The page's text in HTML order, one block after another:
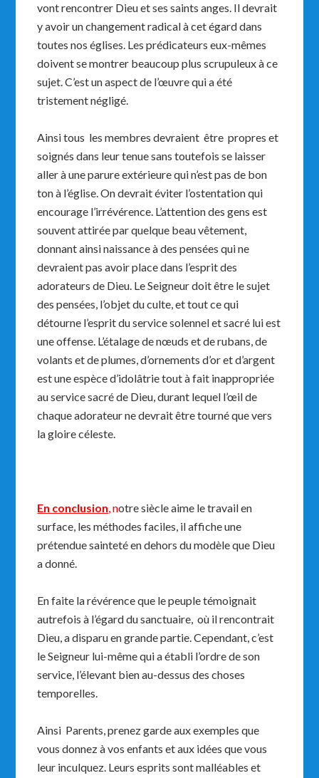
vont rencontrer Dieu et ses saints anges. Il devrait
y avoir un changement radical à cet égard dans
toutes nos églises. Les prédicateurs eux-mêmes
doivent se montrer beaucoup plus scrupuleux à ce
sujet. C’est un aspect de l’œuvre qui a été
tristement négligé.
Ainsi tous les membres devraient être propres et
soignés dans leur tenue sans toutefois se laisser
aller à une parure extérieure qui n’est pas de bon
ton à l’église. On devrait éviter l’ostentation qui
encourage l’irrévérence. L’attention des gens est
souvent attirée par quelque beau vêtement,
donnant ainsi naissance à des pensées qui ne
devraient pas avoir place dans l’esprit des
adorateurs de Dieu. Le Seigneur doit être le sujet
des pensées, l’objet du culte, et tout ce qui
détourne l’esprit du service solennel et sacré lui est
une offense. L’étalage de nœuds et de rubans, de
volants et de plumes, d’ornements d’or et d’argent
est une espèce d’idolâtrie tout à fait inappropriée
au service sacré de Dieu, durant lequel l’œil de
chaque adorateur ne devrait être tourné que vers
la gloire céleste.
En conclusion, notre siècle aime le travail en
surface, les méthodes faciles, il affiche une
prétendue sainteté en dehors du modèle que Dieu
a donné.
En faite la révérence que le peuple témoignait
autrefois à l’égard du sanctuaire, où il rencontrait
Dieu, a disparu en grande partie. Cependant, c’est
le Seigneur lui-même qui a établi l’ordre de son
service, l’élevant bien au-dessus des choses
temporelles.
Ainsi Parents, prenez garde aux exemples que
vous donnez à vos enfants et aux idées que vous
leur inculquez. Leurs esprits sont malléables et